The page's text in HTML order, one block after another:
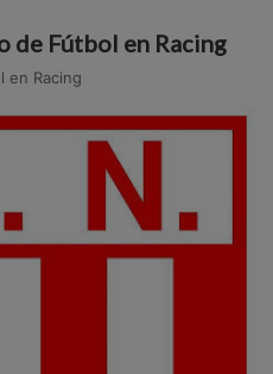
de Fútbol en Racing
en Racing